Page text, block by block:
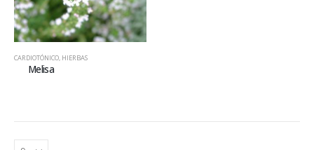
CARDIOTÓNICO, HIERBAS
Melisa